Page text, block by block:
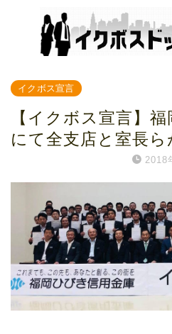
イクボス宣言
【イクボス宣言】
にて全支店と室長
2018